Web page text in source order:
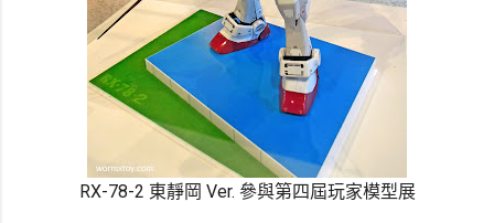
RX-78-2 東靜岡 Ver. 參與第四屆玩家模型展